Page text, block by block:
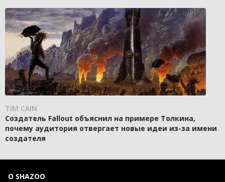
TIM CAIN
Создатель Fallout объяснил на примере Толкина,
почему аудитория отвергает новые идеи из-за имени
создателя
О SHAZOO